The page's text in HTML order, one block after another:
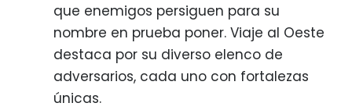
que enemigos persiguen para su
nombre en prueba poner. Viaje al Oeste
destaca por su diverso elenco de
adversarios, cada uno con fortalezas
únicas.